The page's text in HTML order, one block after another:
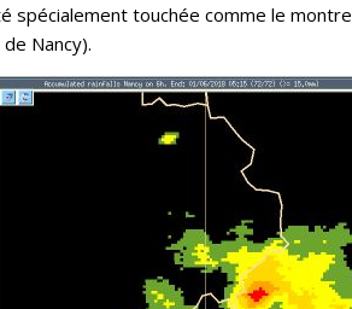
touchée comme le
Nancy).